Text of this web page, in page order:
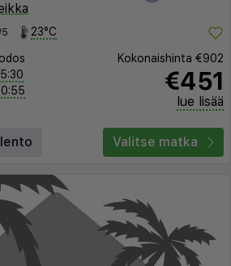
/5 23°C
Kokonaishinta €902
€451
lue lisää
Valitse matka